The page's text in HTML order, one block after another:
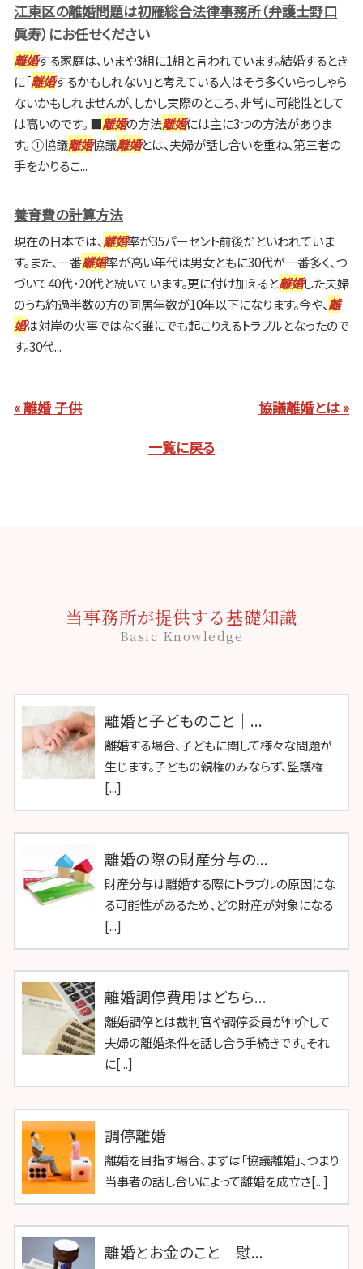
江東区の離婚問題は初雁総合法律事務所（弁護士野口
眞寿）にお任せください
離婚する家庭は、いまや3組に1組と言われています。結婚するとき
に「離婚するかもしれない」と考えている人はそう多くいらっしゃら
ないかもしれませんが、しかし実際のところ、非常に可能性として
は高いのです。 ■離婚の方法離婚には主に3つの方法がありま
す。 ①協議離婚協議離婚とは、夫婦が話し合いを重ね、第三者の
手をかりるこ...
養育費の計算方法
現在の日本では、離婚率が35パーセント前後だといわれていま
す。また、一番離婚率が高い年代は男女ともに30代が一番多く、つ
づいて40代・20代と続いています。更に付け加えると離婚した夫婦
のうち約過半数の方の同居年数が10年以下になります。今や、離
婚は対岸の火事ではなく誰にでも起こりえるトラブルとなったので
す。30代...
« 離婚 子供
協議離婚とは »
一覧に戻る
当事務所が提供する基礎知識
Basic Knowledge
離婚と子どものこと｜...
離婚する場合、子どもに関して様々な問題が
生じます。子どもの親権のみならず、監護権
[...]
離婚の際の財産分与の...
財産分与は離婚する際にトラブルの原因にな
る可能性があるため、どの財産が対象になる
[...]
離婚調停費用はどちら...
離婚調停とは裁判官や調停委員が仲介して
夫婦の離婚条件を話し合う手続きです。それ
に[...]
調停離婚
離婚を目指す場合、まずは「協議離婚」、つまり
当事者の話し合いによって離婚を成立さ[...]
離婚とお金のこと｜慰...